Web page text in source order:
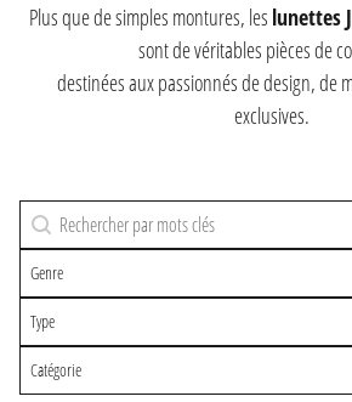
Plus que de simples montures, les lunettes
sont de véritables pièces de
destinées aux passionnés de design, de
exclusives.
Recherche
Rechercher
Genre
Type
Sélectionnez le contenu
Catégorie
Sélectionnez le contenu